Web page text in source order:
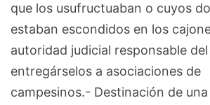
que los usufructuaban o cuyos
estaban escondidos en los
autoridad judicial responsable
entregárselos a asociaciones de
campesinos.- Destinación de